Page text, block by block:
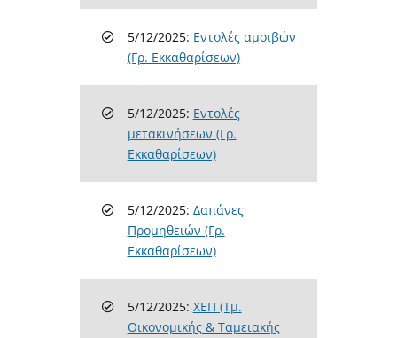
5/12/2025: Εντολές αμοιβών
(Γρ. Εκκαθαρίσεων)
5/12/2025: Εντολές
μετακινήσεων (Γρ.
Εκκαθαρίσεων)
5/12/2025: Δαπάνες
Προμηθειών (Γρ.
Εκκαθαρίσεων)
5/12/2025: ΧΕΠ (Τμ.
Οικονομικής & Ταμειακής